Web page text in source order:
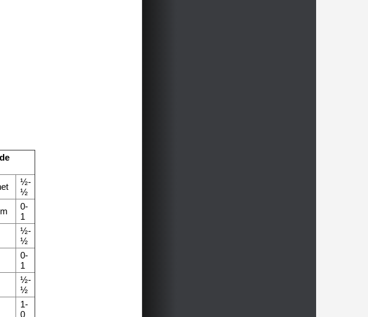
½-
½
0-
1
½-
½
0-
1
½-
½
1-
0